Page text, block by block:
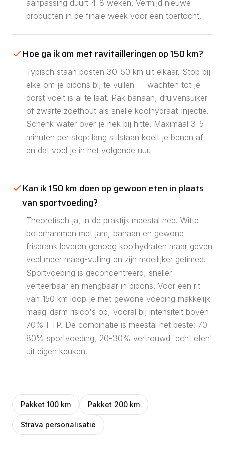
aanpassing duurt 4-8 weken. Vermijd nieuwe
producten in de finale week voor een toertocht.
Hoe ga ik om met ravitailleringen op 150 km?
Typisch staan posten 30-50 km uit elkaar. Stop bij
elke om je bidons bij te vullen — wachten tot je
dorst voelt is al te laat. Pak banaan, druivensuiker
of zwarte zoethout als snelle koolhydraat-injectie.
Schenk water over je nek bij hitte. Maximaal 3-5
minuten per stop: lang stilstaan koelt je benen af
en dat voel je in het volgende uur.
Kan ik 150 km doen op gewoon eten in plaats
van sportvoeding?
Theoretisch ja, in de praktijk meestal nee. Witte
boterhammen met jam, banaan en gewone
frisdrank leveren genoeg koolhydraten maar geven
veel meer maag-vulling en zijn moeilijker getimed.
Sportvoeding is geconcentreerd, sneller
verteerbaar en mengbaar in bidons. Voor een rit
van 150 km loop je met gewone voeding makkelijk
maag-darm risico's op, vooral bij intensiteit boven
70% FTP. De combinatie is meestal het beste: 70-
80% sportvoeding, 20-30% vertrouwd 'echt eten'
uit eigen keuken.
Pakket 100 km Pakket 200 km
Strava personalisatie